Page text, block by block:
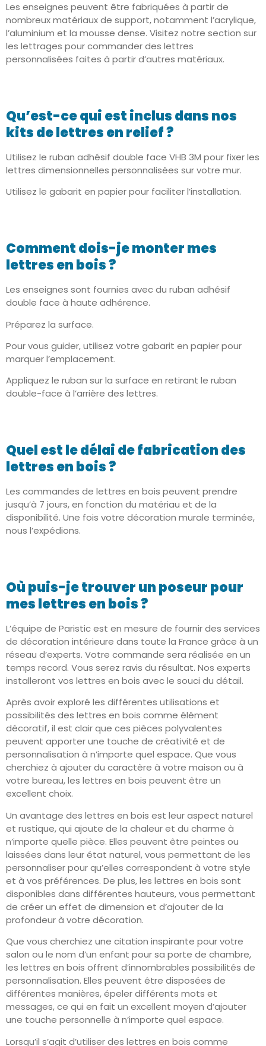
Les enseignes peuvent être fabriquées à partir de
nombreux matériaux de support, notamment l’acrylique,
l’aluminium et la mousse dense. Visitez notre section sur
les lettrages pour commander des lettres
personnalisées faites à partir d’autres matériaux.
Qu’est-ce qui est inclus dans nos
kits de lettres en relief ?
Utilisez le ruban adhésif double face VHB 3M pour fixer les
lettres dimensionnelles personnalisées sur votre mur.
Utilisez le gabarit en papier pour faciliter l’installation.
Comment dois-je monter mes
lettres en bois ?
Les enseignes sont fournies avec du ruban adhésif
double face à haute adhérence.
Préparez la surface.
Pour vous guider, utilisez votre gabarit en papier pour
marquer l’emplacement.
Appliquez le ruban sur la surface en retirant le ruban
double-face à l’arrière des lettres.
Quel est le délai de fabrication des
lettres en bois ?
Les commandes de lettres en bois peuvent prendre
jusqu’à 7 jours, en fonction du matériau et de la
disponibilité. Une fois votre décoration murale terminée,
nous l’expédions.
Où puis-je trouver un poseur pour
mes lettres en bois ?
L’équipe de Paristic est en mesure de fournir des services
de décoration intérieure dans toute la France grâce à un
réseau d’experts. Votre commande sera réalisée en un
temps record. Vous serez ravis du résultat. Nos experts
installeront vos lettres en bois avec le souci du détail.
Après avoir exploré les différentes utilisations et
possibilités des lettres en bois comme élément
décoratif, il est clair que ces pièces polyvalentes
peuvent apporter une touche de créativité et de
personnalisation à n’importe quel espace. Que vous
cherchiez à ajouter du caractère à votre maison ou à
votre bureau, les lettres en bois peuvent être un
excellent choix.
Un avantage des lettres en bois est leur aspect naturel
et rustique, qui ajoute de la chaleur et du charme à
n’importe quelle pièce. Elles peuvent être peintes ou
laissées dans leur état naturel, vous permettant de les
personnaliser pour qu’elles correspondent à votre style
et à vos préférences. De plus, les lettres en bois sont
disponibles dans différentes hauteurs, vous permettant
de créer un effet de dimension et d’ajouter de la
profondeur à votre décoration.
Que vous cherchiez une citation inspirante pour votre
salon ou le nom d’un enfant pour sa porte de chambre,
les lettres en bois offrent d’innombrables possibilités de
personnalisation. Elles peuvent être disposées de
différentes manières, épeler différents mots et
messages, ce qui en fait un excellent moyen d’ajouter
une touche personnelle à n’importe quel espace.
Lorsqu’il s’agit d’utiliser des lettres en bois comme